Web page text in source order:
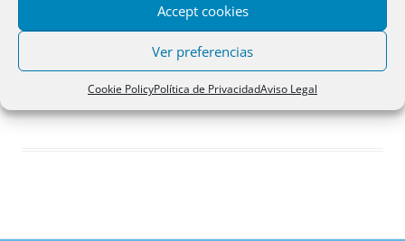
Accept cookies
Ver preferencias
Cookie PolicyPolítica de PrivacidadAviso Legal
Acceder
Registro
¿Has olvidado tu contraseña?